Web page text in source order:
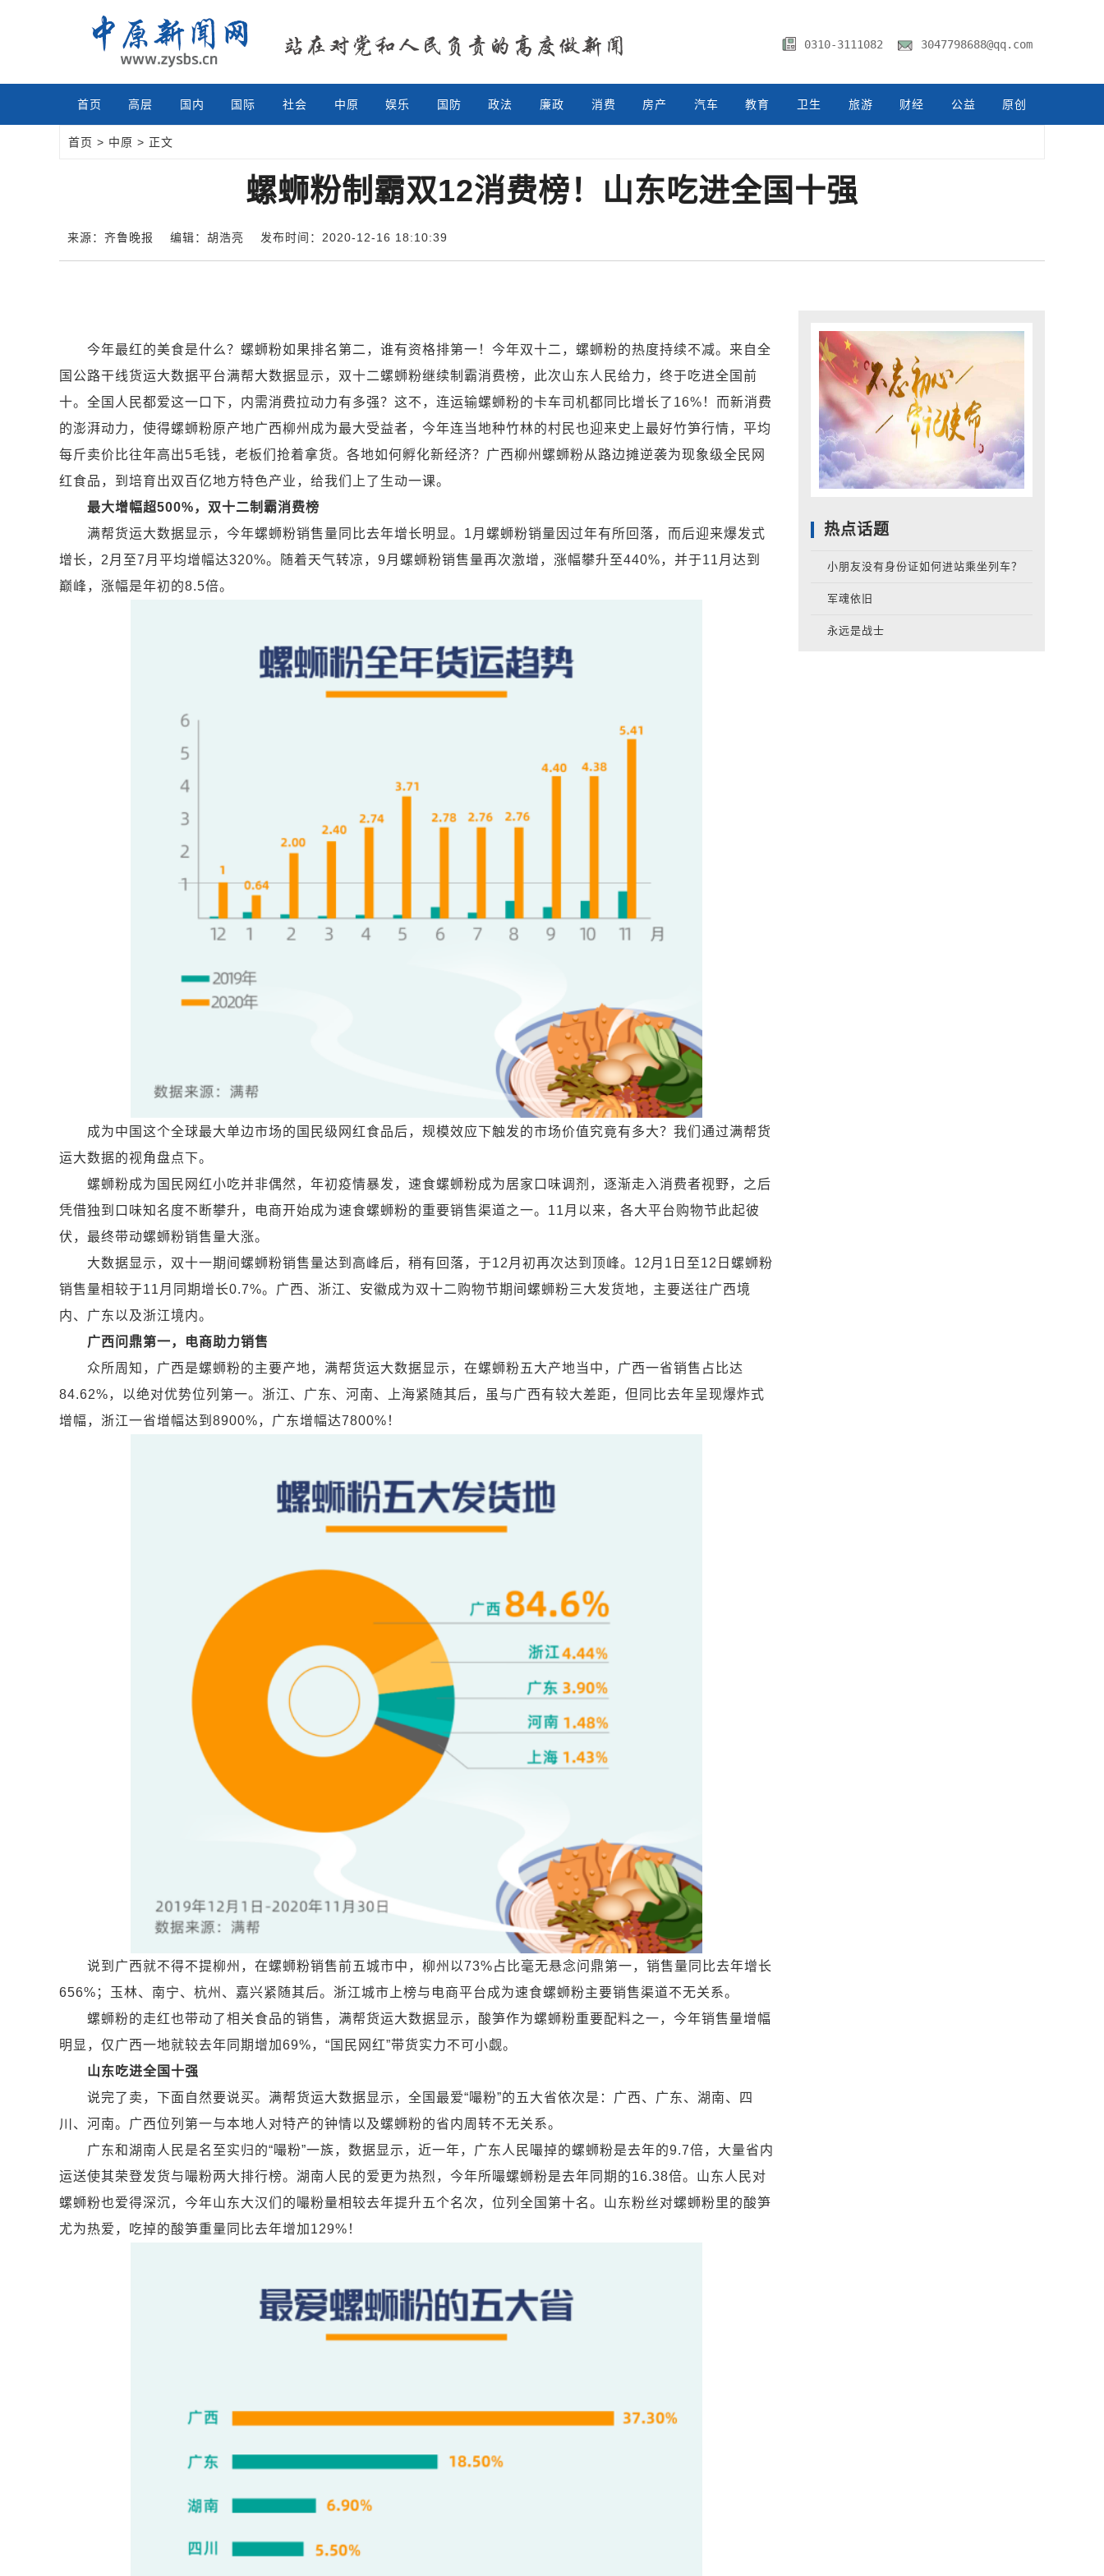
0310-3111082 3047798688@qq.com
首页 高层 国内 国际 社会 中原 娱乐 国防 政法 廉政 消费 房产 汽车 教育 卫生 旅游 财经 公益 原创
首页 > 中原 > 正文
螺蛳粉制霸双12消费榜！山东吃进全国十强
来源：齐鲁晚报 编辑：胡浩亮 发布时间：2020-12-16 18:10:39
今年最红的美食是什么？螺蛳粉如果排名第二，谁有资格排第一！今年双十二，螺蛳粉的热度持续不减。来自全
国公路干线货运大数据平台满帮大数据显示，双十二螺蛳粉继续制霸消费榜，此次山东人民给力，终于吃进全国前
十。全国人民都爱这一口下，内需消费拉动力有多强？这不，连运输螺蛳粉的卡车司机都同比增长了16%！而新消费
的澎湃动力，使得螺蛳粉原产地广西柳州成为最大受益者，今年连当地种竹林的村民也迎来史上最好竹笋行情，平均
每斤卖价比往年高出5毛钱，老板们抢着拿货。各地如何孵化新经济？广西柳州螺蛳粉从路边摊逆袭为现象级全民网
红食品，到培育出双百亿地方特色产业，给我们上了生动一课。
最大增幅超500%，双十二制霸消费榜
满帮货运大数据显示，今年螺蛳粉销售量同比去年增长明显。1月螺蛳粉销量因过年有所回落，而后迎来爆发式
增长，2月至7月平均增幅达320%。随着天气转凉，9月螺蛳粉销售量再次激增，涨幅攀升至440%，并于11月达到
巅峰，涨幅是年初的8.5倍。
成为中国这个全球最大单边市场的国民级网红食品后，规模效应下触发的市场价值究竟有多大？我们通过满帮货
运大数据的视角盘点下。
螺蛳粉成为国民网红小吃并非偶然，年初疫情暴发，速食螺蛳粉成为居家口味调剂，逐渐走入消费者视野，之后
凭借独到口味知名度不断攀升，电商开始成为速食螺蛳粉的重要销售渠道之一。11月以来，各大平台购物节此起彼
伏，最终带动螺蛳粉销售量大涨。
大数据显示，双十一期间螺蛳粉销售量达到高峰后，稍有回落，于12月初再次达到顶峰。12月1日至12日螺蛳粉
销售量相较于11月同期增长0.7%。广西、浙江、安徽成为双十二购物节期间螺蛳粉三大发货地，主要送往广西境
内、广东以及浙江境内。
广西问鼎第一，电商助力销售
众所周知，广西是螺蛳粉的主要产地，满帮货运大数据显示，在螺蛳粉五大产地当中，广西一省销售占比达
84.62%，以绝对优势位列第一。浙江、广东、河南、上海紧随其后，虽与广西有较大差距，但同比去年呈现爆炸式
增幅，浙江一省增幅达到8900%，广东增幅达7800%！
说到广西就不得不提柳州，在螺蛳粉销售前五城市中，柳州以73%占比毫无悬念问鼎第一，销售量同比去年增长
656%；玉林、南宁、杭州、嘉兴紧随其后。浙江城市上榜与电商平台成为速食螺蛳粉主要销售渠道不无关系。
螺蛳粉的走红也带动了相关食品的销售，满帮货运大数据显示，酸笋作为螺蛳粉重要配料之一，今年销售量增幅
明显，仅广西一地就较去年同期增加69%，“国民网红”带货实力不可小觑。
山东吃进全国十强
说完了卖，下面自然要说买。满帮货运大数据显示，全国最爱“嘬粉”的五大省依次是：广西、广东、湖南、四
川、河南。广西位列第一与本地人对特产的钟情以及螺蛳粉的省内周转不无关系。
广东和湖南人民是名至实归的“嘬粉”一族，数据显示，近一年，广东人民嘬掉的螺蛳粉是去年的9.7倍，大量省内
运送使其荣登发货与嘬粉两大排行榜。湖南人民的爱更为热烈，今年所嘬螺蛳粉是去年同期的16.38倍。山东人民对
螺蛳粉也爱得深沉，今年山东大汉们的嘬粉量相较去年提升五个名次，位列全国第十名。山东粉丝对螺蛳粉里的酸笋
尤为热爱，吃掉的酸笋重量同比去年增加129%！
热点话题
小朋友没有身份证如何进站乘坐列车？
军魂依旧
永远是战士